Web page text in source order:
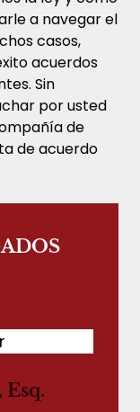
a navegar el
casos,
acuerdos
Sin
por usted
de
de acuerdo
Esq.